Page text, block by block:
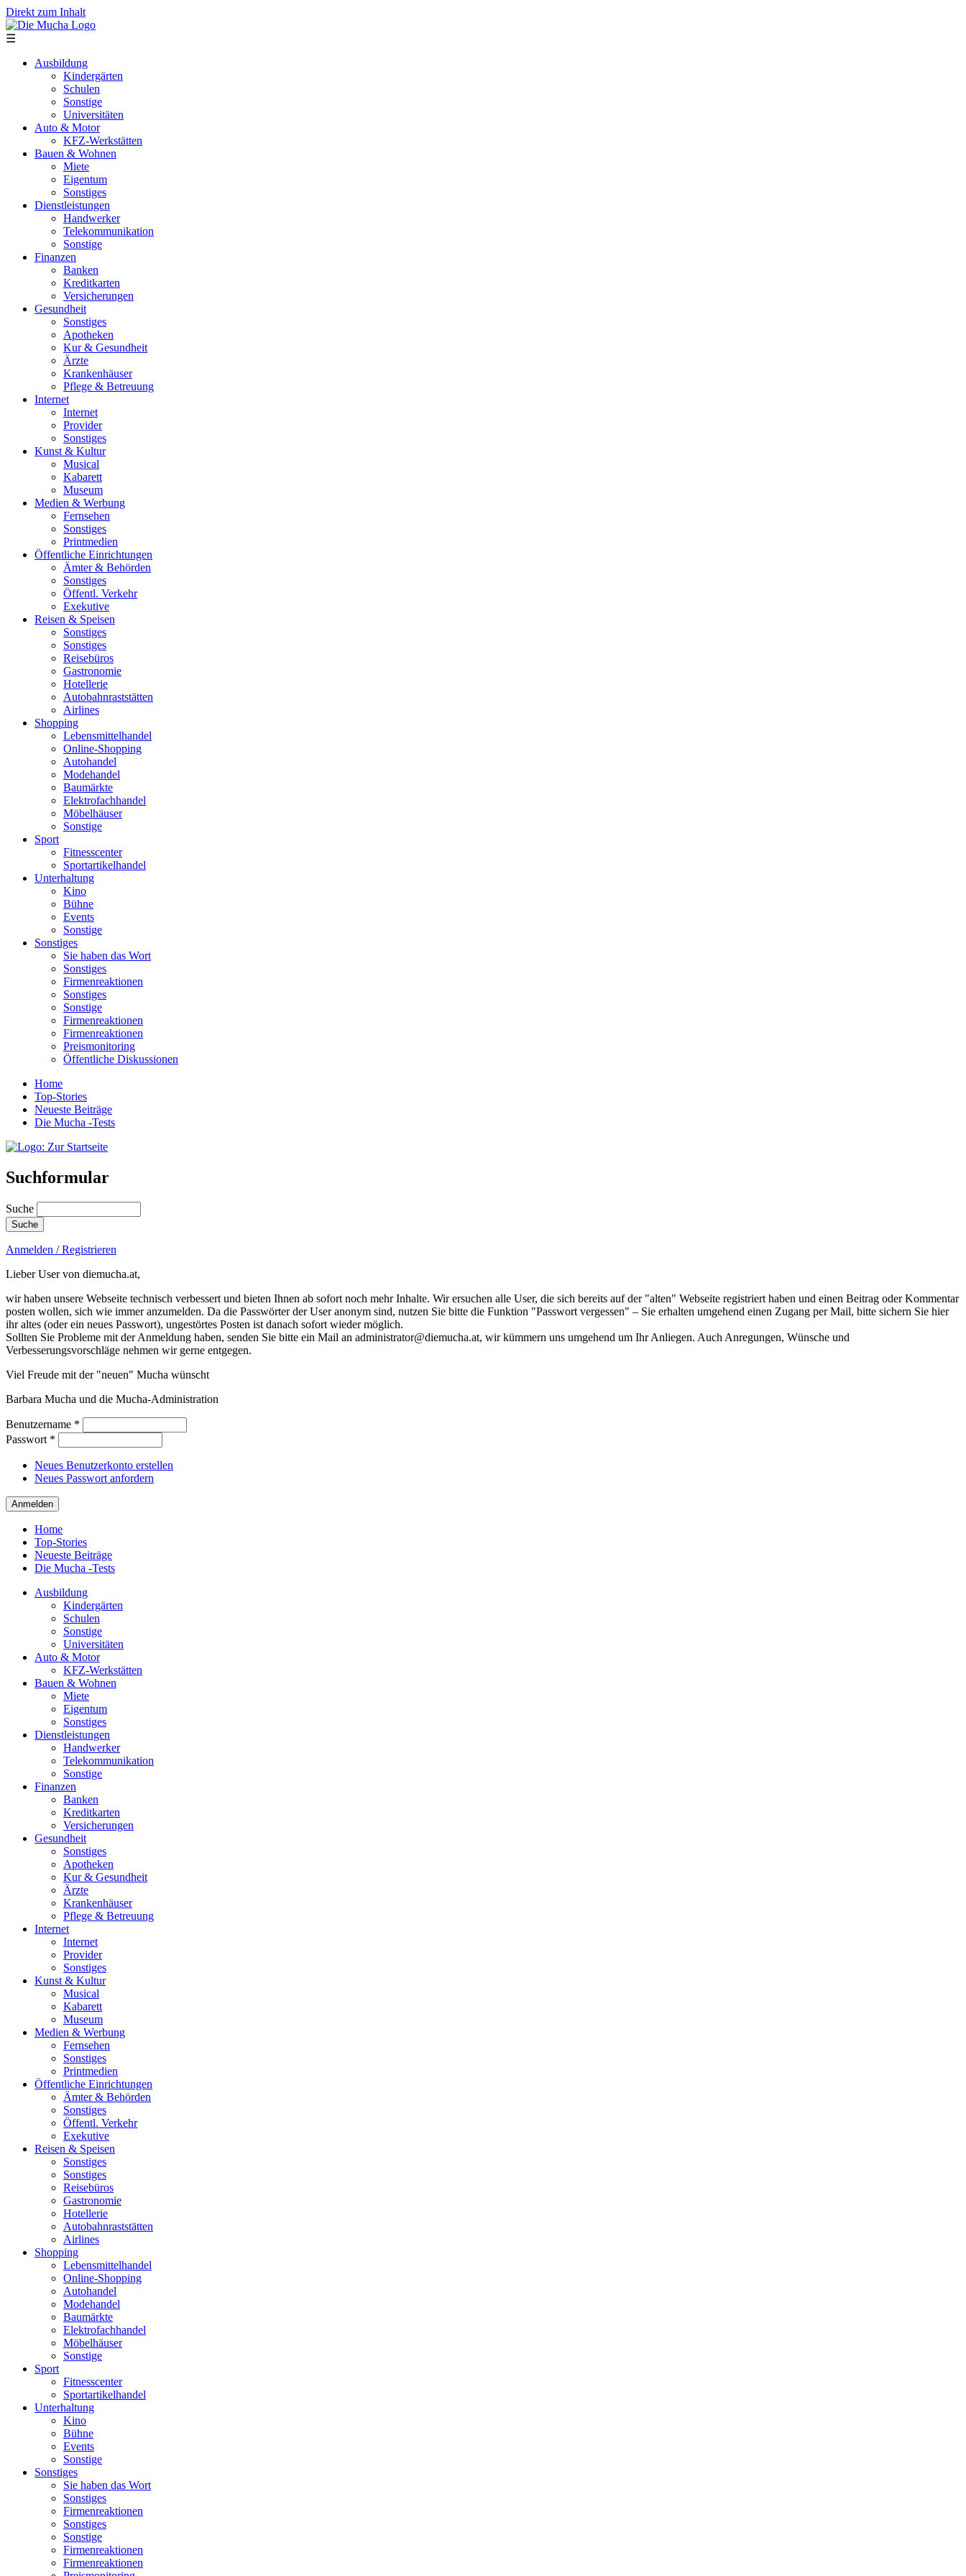
Direkt zum Inhalt
☰
Ausbildung
Kindergärten
Schulen
Sonstige
Universitäten
Auto & Motor
KFZ-Werkstätten
Bauen & Wohnen
Miete
Eigentum
Sonstiges
Dienstleistungen
Handwerker
Telekommunikation
Sonstige
Finanzen
Banken
Kreditkarten
Versicherungen
Gesundheit
Sonstiges
Apotheken
Kur & Gesundheit
Ärzte
Krankenhäuser
Pflege & Betreuung
Internet
Internet
Provider
Sonstiges
Kunst & Kultur
Musical
Kabarett
Museum
Medien & Werbung
Fernsehen
Sonstiges
Printmedien
Öffentliche Einrichtungen
Ämter & Behörden
Sonstiges
Öffentl. Verkehr
Exekutive
Reisen & Speisen
Sonstiges
Sonstiges
Reisebüros
Gastronomie
Hotellerie
Autobahnraststätten
Airlines
Shopping
Lebensmittelhandel
Online-Shopping
Autohandel
Modehandel
Baumärkte
Elektrofachhandel
Möbelhäuser
Sonstige
Sport
Fitnesscenter
Sportartikelhandel
Unterhaltung
Kino
Bühne
Events
Sonstige
Sonstiges
Sie haben das Wort
Sonstiges
Firmenreaktionen
Sonstiges
Sonstige
Firmenreaktionen
Firmenreaktionen
Preismonitoring
Öffentliche Diskussionen
Home
Top-Stories
Neueste Beiträge
Die Mucha -Tests
Suchformular
Suche
Anmelden / Registrieren
Lieber User von diemucha.at,
wir haben unsere Webseite technisch verbessert und bieten Ihnen ab sofort noch mehr Inhalte. Wir ersuchen alle User, die sich bereits auf der "alten" Webseite registriert haben und einen Beitrag oder Kommentar
posten wollen, sich wie immer anzumelden. Da die Passwörter der User anonym sind, nutzen Sie bitte die Funktion "Passwort vergessen" – Sie erhalten umgehend einen Zugang per Mail, bitte sichern Sie hier
ihr altes (oder ein neues Passwort), ungestörtes Posten ist danach sofort wieder möglich.
Sollten Sie Probleme mit der Anmeldung haben, senden Sie bitte ein Mail an administrator@diemucha.at, wir kümmern uns umgehend um Ihr Anliegen. Auch Anregungen, Wünsche und
Verbesserungsvorschläge nehmen wir gerne entgegen.
Viel Freude mit der "neuen" Mucha wünscht
Barbara Mucha und die Mucha-Administration
Benutzername *
Passwort *
Neues Benutzerkonto erstellen
Neues Passwort anfordern
Home
Top-Stories
Neueste Beiträge
Die Mucha -Tests
Ausbildung
Kindergärten
Schulen
Sonstige
Universitäten
Auto & Motor
KFZ-Werkstätten
Bauen & Wohnen
Miete
Eigentum
Sonstiges
Dienstleistungen
Handwerker
Telekommunikation
Sonstige
Finanzen
Banken
Kreditkarten
Versicherungen
Gesundheit
Sonstiges
Apotheken
Kur & Gesundheit
Ärzte
Krankenhäuser
Pflege & Betreuung
Internet
Internet
Provider
Sonstiges
Kunst & Kultur
Musical
Kabarett
Museum
Medien & Werbung
Fernsehen
Sonstiges
Printmedien
Öffentliche Einrichtungen
Ämter & Behörden
Sonstiges
Öffentl. Verkehr
Exekutive
Reisen & Speisen
Sonstiges
Sonstiges
Reisebüros
Gastronomie
Hotellerie
Autobahnraststätten
Airlines
Shopping
Lebensmittelhandel
Online-Shopping
Autohandel
Modehandel
Baumärkte
Elektrofachhandel
Möbelhäuser
Sonstige
Sport
Fitnesscenter
Sportartikelhandel
Unterhaltung
Kino
Bühne
Events
Sonstige
Sonstiges
Sie haben das Wort
Sonstiges
Firmenreaktionen
Sonstiges
Sonstige
Firmenreaktionen
Firmenreaktionen